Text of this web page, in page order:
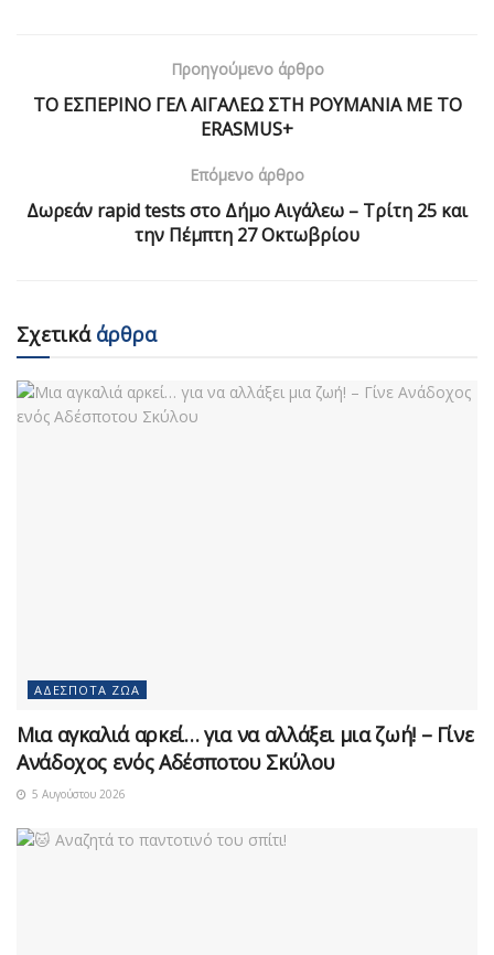
Προηγούμενο άρθρο
ΤΟ ΕΣΠΕΡΙΝΟ ΓΕΛ ΑΙΓΑΛΕΩ ΣΤΗ ΡΟΥΜΑΝΙΑ ΜΕ ΤΟ
ERASMUS+
Επόμενο άρθρο
Δωρεάν rapid tests στο Δήμο Αιγάλεω – Τρίτη 25 και
την Πέμπτη 27 Οκτωβρίου
Σχετικάάρθρα
ΑΔΈΣΠΟΤΑ ΖΏΑ
Μια αγκαλιά αρκεί… για να αλλάξει μια ζωή! – Γίνε
Ανάδοχος ενός Αδέσποτου Σκύλου
5 Αυγούστου 2026